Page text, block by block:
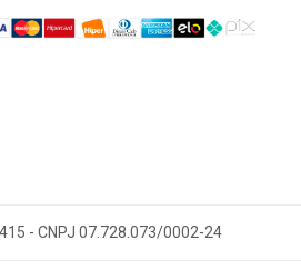
- CNPJ 07.728.073/0002-24